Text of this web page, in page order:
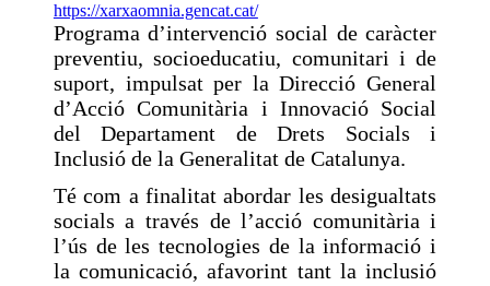
https://xarxaomnia.gencat.cat/
Programa d’intervenció social de caràcter
preventiu, socioeducatiu, comunitari i de
suport, impulsat per la Direcció General
d’Acció Comunitària i Innovació Social
del Departament de Drets Socials i
Inclusió de la Generalitat de Catalunya.
Té com a finalitat abordar les desigualtats
socials a través de l’acció comunitària i
l’ús de les tecnologies de la informació i
la comunicació, afavorint tant la inclusió